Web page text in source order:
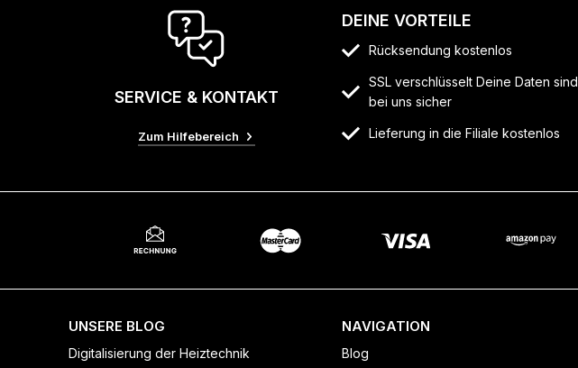
SERVICE & KONTAKT
Zum Hilfebereich
DEINE VORTEILE
Rücksendung kostenlos
SSL verschlüsselt Deine Daten sind
bei uns sicher
Lieferung in die Filiale kostenlos
UNSERE BLOG
Digitalisierung der Heiztechnik
NAVIGATION
Blog